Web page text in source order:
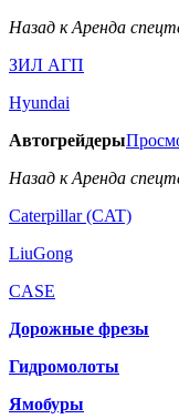
Назад к Аренда
ЗИЛ АГП
Hyundai
Автогрейдеры
Назад к Аренда
Caterpillar (CAT)
LiuGong
CASE
Дорожные фрезы
Гидромолоты
Ямобуры